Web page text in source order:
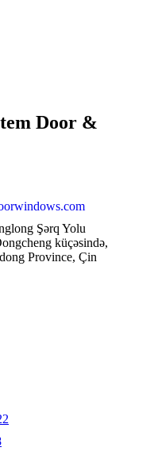
Door &
Şərq Yolu
küçəsində,
Province, Çin